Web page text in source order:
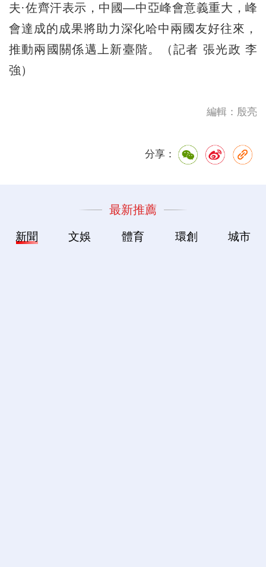
夫·佐齊汗表示，中國—中亞峰會意義重大，峰
會達成的成果將助力深化哈中兩國友好往來，
推動兩國關係邁上新臺階。（記者 張光政 李
強）
編輯：殷亮
分享：
最新推薦
新聞 文娛 體育 環創 城市